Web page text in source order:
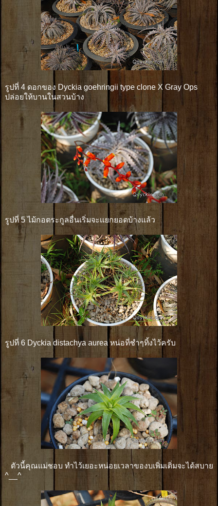
รูปที่ 4 ดอกของ Dyckia goehringii type clone X Gray Ops
ปล่อยให้บานในสวนบ้าง
รูปที่ 5 ไม้กอตระกูลอื่นเริ่มจะเเยกยอดบ้างแล้ว
รูปที่ 6 Dyckia distachya aurea หน่อที่ชำๆทิ้งไว้ครับ
ตัวนี้คุณแม่ชอบ ทำไว้เยอะหน่อยเวลาของบเพิ่มเติ่มจะได้สบาย
^__^